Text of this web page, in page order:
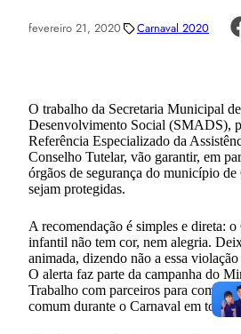
fevereiro 21, 2020 Carnaval 2020
O trabalho da Secretaria Municipal
Desenvolvimento Social (SMADS),
Referência Especializado da
Conselho Tutelar, vão garantir, em
órgãos de segurança do município de
sejam protegidas.
A recomendação é simples e direta:
infantil não tem cor, nem alegria.
animada, dizendo não a essa
O alerta faz parte da campanha do
Trabalho com parceiros para
comum durante o Carnaval em todo